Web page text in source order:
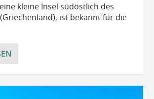
kleine Insel südöstlich des
ist bekannt für die